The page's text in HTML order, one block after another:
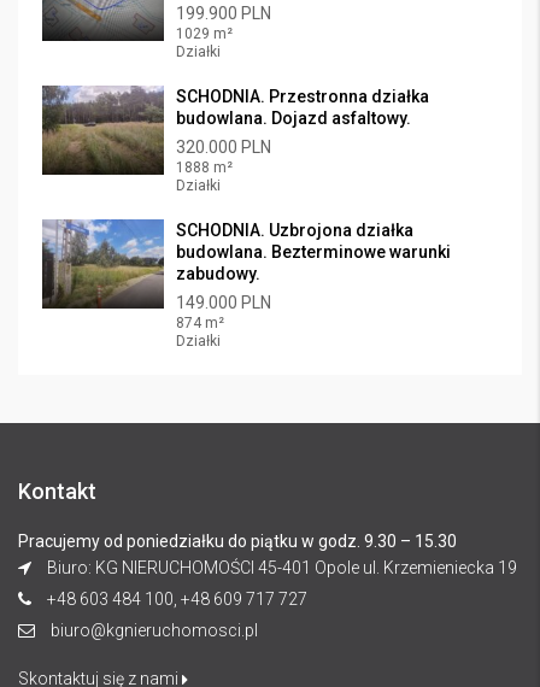
199.900 PLN
1029 m²
Działki
SCHODNIA. Przestronna działka
budowlana. Dojazd asfaltowy.
320.000 PLN
1888 m²
Działki
SCHODNIA. Uzbrojona działka
budowlana. Bezterminowe warunki
zabudowy.
149.000 PLN
874 m²
Działki
Kontakt
Pracujemy od poniedziałku do piątku w godz. 9.30 – 15.30
Biuro: KG NIERUCHOMOŚCI 45-401 Opole ul. Krzemieniecka 19
+48 603 484 100, +48 609 717 727
biuro@kgnieruchomosci.pl
Skontaktuj się z nami